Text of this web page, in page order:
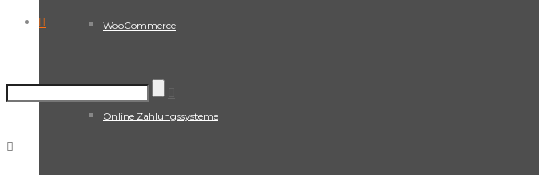
WooCommerce
Online Zahlungssysteme